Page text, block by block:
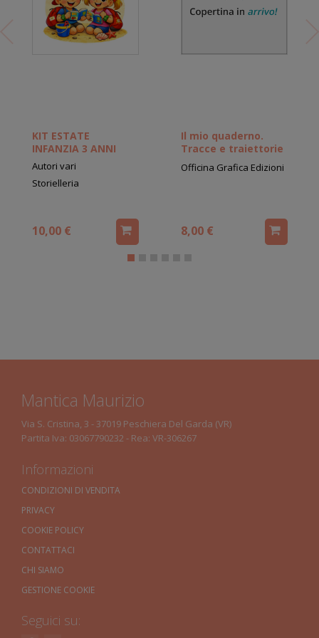
KIT ESTATE
INFANZIA 3 ANNI
Autori vari
Storielleria
10,00 €
Il mio quaderno.
Tracce e traiettorie
Officina Grafica Edizioni
8,00 €
Mantica Maurizio
Via S. Cristina, 3 - 37019 Peschiera Del Garda (VR)
Partita Iva: 03067790232 - Rea: VR-306267
Informazioni
CONDIZIONI DI VENDITA
PRIVACY
COOKIE POLICY
CONTATTACI
CHI SIAMO
GESTIONE COOKIE
Seguici su: